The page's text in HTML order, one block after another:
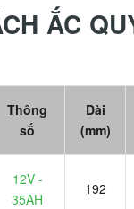
ẮC
Thông
số
Dài
(mm)
12V -
35AH
192